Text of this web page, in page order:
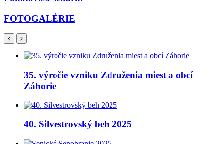
FOTOGALÉRIE
35. výročie vzniku Združenia miest a obcí
Záhorie
40. Silvestrovský beh 2025